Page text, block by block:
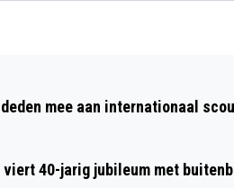
FIETSEN NAAR
mee aan internationaal
40-jarig jubileum met